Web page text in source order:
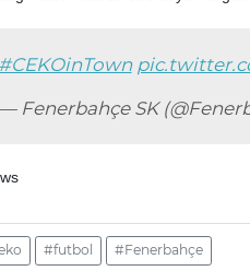
#CEKOinTown
— Fenerbahçe SK
#futbol #Fenerbahçe